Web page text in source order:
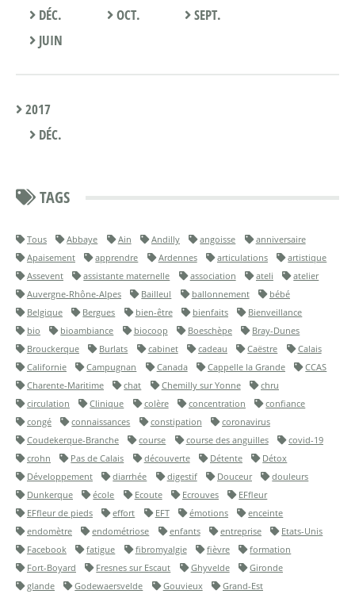
DÉC.
OCT.
SEPT.
JUIN
2017
DÉC.
TAGS
Tous Abbaye Ain Andilly angoisse
anniversaire
Apaisement
apprendre Ardennes articulations
artistique
Assevent
assistante maternelle association ateli
atelier
Auvergne-Rhône-Alpes
Bailleul ballonnement
bébé
Belgique
Bergues bien-être bienfaits
Bienveillance
bio
bioambiance biocoop Boeschèpe
Bray-Dunes
Brouckerque
Burlats cabinet cadeau Caëstre
Calais
Californie
Campugnan Canada Cappelle la Grande
CCAS
Charente-Maritime
chat Chemilly sur Yonne
chru
circulation
Clinique colère concentration
confiance
congé
connaissances constipation
coronavirus
Coudekerque-Branche
course course des anguilles
covid-19
crohn
Pas de Calais découverte Détente
Détox
Développement
diarrhée digestif Douceur
douleurs
Dunkerque
école Ecoute Ecrouves
EFfleur
EFfleur de pieds
effort EFT émotions
enceinte
endomètre
endométriose enfants entreprise
Etats-Unis
Facebook
fatigue fibromyalgie fièvre
formation
Fort-Boyard
Fresnes sur Escaut Ghyvelde
Gironde
glande
Godewaersvelde Gouvieux
Grand-Est